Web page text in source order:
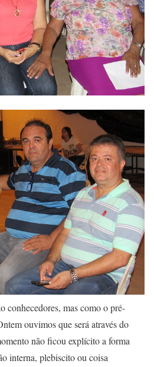
conhecedores, mas como o pré-
ouvimos que será através do
não ficou explícito a forma
interna, plebiscito ou coisa